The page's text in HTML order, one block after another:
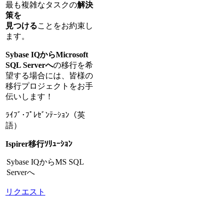
最も複雑なタスクの解決
策を
見つけることをお約束し
ます。
Sybase IQからMicrosoft
SQL Serverへの移行を希
望する場合には、皆様の
移行プロジェクトをお手
伝いします！
ﾗｲﾌﾞ･ﾌﾟﾚｾﾞﾝﾃｰｼｮﾝ（英
語）
Ispirer移行ｿﾘｭｰｼｮﾝ
Sybase IQからMS SQL
Serverへ
リクエスト